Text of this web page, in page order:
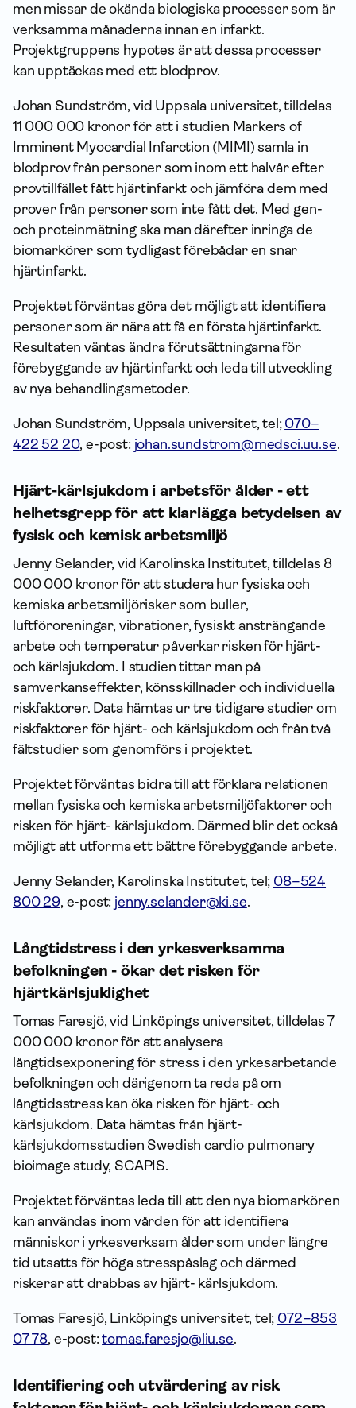
men missar de okända biologiska processer som är
verksamma månaderna innan en infarkt.
Projektgruppens hypotes är att dessa processer
kan upptäckas med ett blodprov.
Johan Sundström, vid Uppsala universitet, tilldelas
11 000 000 kronor för att i studien Markers of
Imminent Myocardial Infarction (MIMI) samla in
blodprov från personer som inom ett halvår efter
provtillfället fått hjärtinfarkt och jämföra dem med
prover från personer som inte fått det. Med gen-
och proteinmätning ska man därefter inringa de
biomarkörer som tydligast förebådar en snar
hjärtinfarkt.
Projektet förväntas göra det möjligt att identifiera
personer som är nära att få en första hjärtinfarkt.
Resultaten väntas ändra förutsättningarna för
förebyggande av hjärtinfarkt och leda till utveckling
av nya behandlingsmetoder.
Johan Sundström, Uppsala universitet, tel; 070–
422 52 20, e-post: johan.sundstrom@medsci.uu.se.
Hjärt-kärlsjukdom i arbetsför ålder - ett
helhetsgrepp för att klarlägga betydelsen av
fysisk och kemisk arbetsmiljö
Jenny Selander, vid Karolinska Institutet, tilldelas 8
000 000 kronor för att studera hur fysiska och
kemiska arbetsmiljörisker som buller,
luftföroreningar, vibrationer, fysiskt ansträngande
arbete och temperatur påverkar risken för hjärt-
och kärlsjukdom. I studien tittar man på
samverkanseffekter, könsskillnader och individuella
riskfaktorer. Data hämtas ur tre tidigare studier om
riskfaktorer för hjärt- och kärlsjukdom och från två
fältstudier som genomförs i projektet.
Projektet förväntas bidra till att förklara relationen
mellan fysiska och kemiska arbetsmiljöfaktorer och
risken för hjärt- kärlsjukdom. Därmed blir det också
möjligt att utforma ett bättre förebyggande arbete.
Jenny Selander, Karolinska Institutet, tel; 08–524
800 29, e-post: jenny.selander@ki.se.
Långtidstress i den yrkesverksamma
befolkningen - ökar det risken för
hjärtkärlsjuklighet
Tomas Faresjö, vid Linköpings universitet, tilldelas 7
000 000 kronor för att analysera
långtidsexponering för stress i den yrkesarbetande
befolkningen och därigenom ta reda på om
långtidsstress kan öka risken för hjärt- och
kärlsjukdom. Data hämtas från hjärt-
kärlsjukdomsstudien Swedish cardio pulmonary
bioimage study, SCAPIS.
Projektet förväntas leda till att den nya biomarkören
kan användas inom vården för att identifiera
människor i yrkesverksam ålder som under längre
tid utsatts för höga stresspåslag och därmed
riskerar att drabbas av hjärt- kärlsjukdom.
Tomas Faresjö, Linköpings universitet, tel; 072–853
07 78, e-post:tomas.faresjo@liu.se.
Identifiering och utvärdering av risk